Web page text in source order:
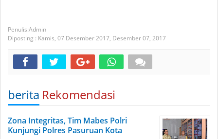
Admin
Diposting : Kamis, 07 Desember 2017, Desember 07, 2017
berita Rekomendasi
Zona Integritas, Tim Mabes Polri
Kunjungi Polres Pasuruan Kota